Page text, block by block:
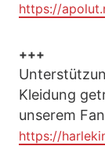
https://
+++
Kleidung
unserem
https://